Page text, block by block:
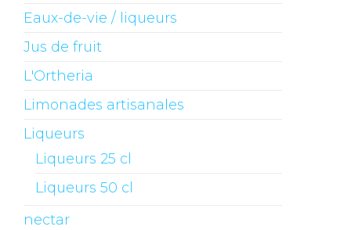
Eaux-de-vie / liqueurs
Jus de fruit
L'Ortheria
Limonades artisanales
Liqueurs
Liqueurs 25 cl
Liqueurs 50 cl
nectar